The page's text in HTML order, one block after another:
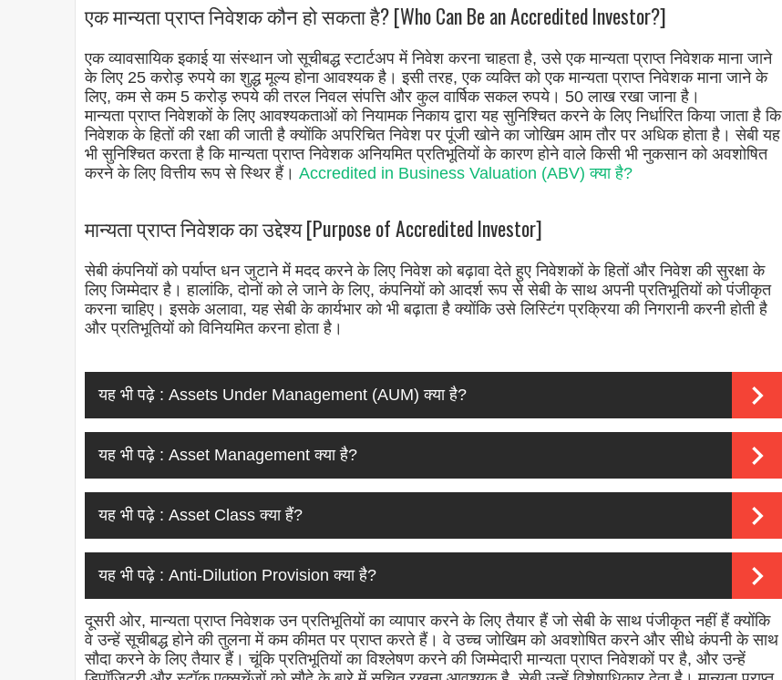
एक मान्यता प्राप्त निवेशक कौन हो सकता है? [Who Can Be an Accredited Investor?]
एक व्यावसायिक इकाई या संस्थान जो सूचीबद्ध स्टार्टअप में निवेश करना चाहता है, उसे एक मान्यता प्राप्त निवेशक माना जाने
के लिए 25 करोड़ रुपये का शुद्ध मूल्य होना आवश्यक है। इसी तरह, एक व्यक्ति को एक मान्यता प्राप्त निवेशक माना जाने के
लिए, कम से कम 5 करोड़ रुपये की तरल निवल संपत्ति और कुल वार्षिक सकल रुपये। 50 लाख रखा जाना है।
मान्यता प्राप्त निवेशकों के लिए आवश्यकताओं को नियामक निकाय द्वारा यह सुनिश्चित करने के लिए निर्धारित किया जाता है कि
निवेशक के हितों की रक्षा की जाती है क्योंकि अपरिचित निवेश पर पूंजी खोने का जोखिम आम तौर पर अधिक होता है। सेबी यह
भी सुनिश्चित करता है कि मान्यता प्राप्त निवेशक अनियमित प्रतिभूतियों के कारण होने वाले किसी भी नुकसान को अवशोषित
करने के लिए वित्तीय रूप से स्थिर हैं। Accredited in Business Valuation (ABV) क्या है?
मान्यता प्राप्त निवेशक का उद्देश्य [Purpose of Accredited Investor]
सेबी कंपनियों को पर्याप्त धन जुटाने में मदद करने के लिए निवेश को बढ़ावा देते हुए निवेशकों के हितों और निवेश की सुरक्षा के
लिए जिम्मेदार है। हालांकि, दोनों को ले जाने के लिए, कंपनियों को आदर्श रूप से सेबी के साथ अपनी प्रतिभूतियों को पंजीकृत
करना चाहिए। इसके अलावा, यह सेबी के कार्यभार को भी बढ़ाता है क्योंकि उसे लिस्टिंग प्रक्रिया की निगरानी करनी होती है
और प्रतिभूतियों को विनियमित करना होता है।
यह भी पढ़े : Assets Under Management (AUM) क्या है?
यह भी पढ़े : Asset Management क्या है?
यह भी पढ़े : Asset Class क्या हैं?
यह भी पढ़े : Anti-Dilution Provision क्या है?
दूसरी ओर, मान्यता प्राप्त निवेशक उन प्रतिभूतियों का व्यापार करने के लिए तैयार हैं जो सेबी के साथ पंजीकृत नहीं हैं क्योंकि
वे उन्हें सूचीबद्ध होने की तुलना में कम कीमत पर प्राप्त करते हैं। वे उच्च जोखिम को अवशोषित करने और सीधे कंपनी के साथ
सौदा करने के लिए तैयार हैं। चूंकि प्रतिभूतियों का विश्लेषण करने की जिम्मेदारी मान्यता प्राप्त निवेशकों पर है, और उन्हें